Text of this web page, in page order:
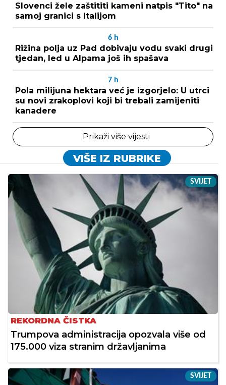
Slovenci žele zaštititi kameni natpis "Tito" na
samoj granici s Italijom
6 h
Rižina polja uz Pad dobivaju vodu svaki drugi
tjedan, led u Alpama još ih spašava
7 h
Pola milijuna hektara već je izgorjelo: U utrci
su novi zrakoplovi koji bi trebali zamijeniti
kanadere
Prikaži više vijesti
VIŠE IZ RUBRIKE
SVIJET
REKORDNA ČISTKA
Trumpova administracija opozvala više od
175.000 viza stranim državljanima
SVIJET